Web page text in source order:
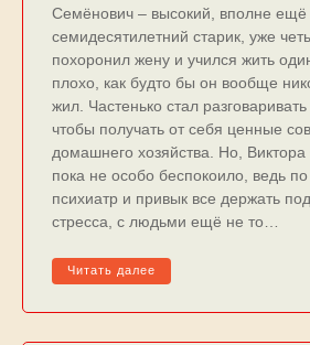
Семёнович – высокий, вполне ещё
семидесятилетний старик, уже
похоронил жену и учился жить
плохо, как будто бы он вообще
жил. Частенько стал
чтобы получать от себя ценные
домашнего хозяйства. Но,
пока не особо беспокоило, ведь
психиатр и привык все держать
стресса, с людьми ещё не то…
Читать далее